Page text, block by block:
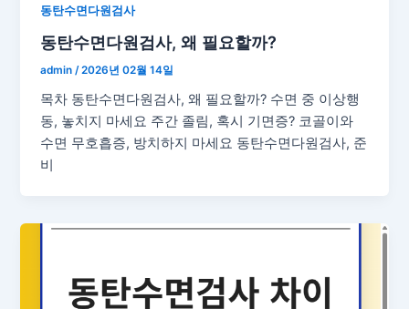
동탄수면다원검사
동탄수면다원검사, 왜 필요할까?
admin /2026년 02월 14일
목차 동탄수면다원검사, 왜 필요할까? 수면 중 이상행
동, 놓치지 마세요 주간 졸림, 혹시 기면증? 코골이와
수면 무호흡증, 방치하지 마세요 동탄수면다원검사, 준
비